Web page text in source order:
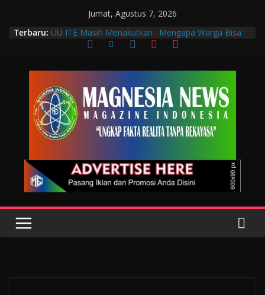
Jumat, Agustus 7, 2026
Terbaru: UU ITE Masih Menakutkan : Mengapa Warga Bisa
Dipidana Hanya karena Bicara?
Momentum Penguatan Profesi dan Transformasi
Digital
Wakil Wali Kota Bandung Hadiri Muscab VIII PTGMI
Kota Bandung, Dorong Penguatan Kompetensi
Terapis Gigi dan Mulut
Langkah Awal Deteksi Dini Penyakit, Kenali Peran
Tenaga Teknologi Laboratorium Medik
Sebenarnya Sedang Melindungi Siapa?